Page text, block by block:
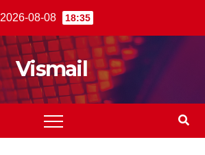
2026-08-08 18:35
Vismail